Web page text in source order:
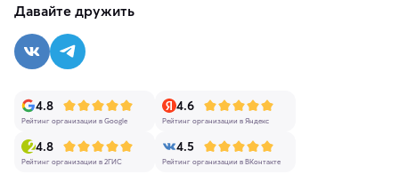
Давайте дружить
4.8
Рейтинг организации в Google
4.6
Рейтинг организации в Яндекс
4.8
Рейтинг организации в 2ГИС
4.5
Рейтинг организации в ВКонтакте